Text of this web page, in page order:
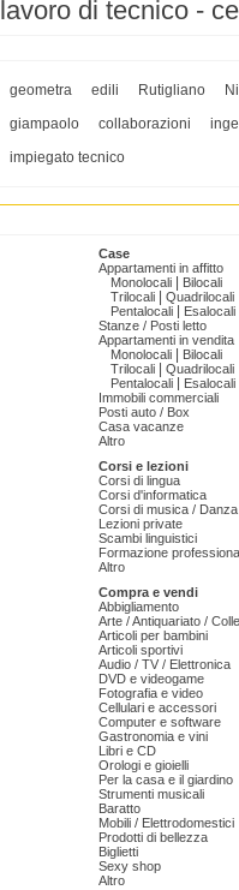
lavoro di tecnico -
geometra edili Rutigliano
giampaolo
collaborazioni
impiegato tecnico
Case
Appartamenti in affitto
Monolocali
Bilocali
Trilocali
Quadrilocali
Pentalocali
Esalocali
Stanze / Posti letto
Appartamenti in vendita
Monolocali
Bilocali
Trilocali
Quadrilocali
Pentalocali
Esalocali
Immobili commerciali
Posti auto / Box
Casa vacanze
Altro
Corsi e lezioni
Corsi di lingua
Corsi d'informatica
Corsi di musica /
Lezioni private
Scambi linguistici
Formazione
Altro
Compra e vendi
Abbigliamento
Arte / Antiquariato /
Articoli per bambini
Articoli sportivi
Audio / TV / Elettronica
DVD e videogame
Fotografia e video
Cellulari e accessori
Computer e software
Gastronomia e vini
Libri e CD
Orologi e gioielli
Per la casa e il giardino
Strumenti musicali
Baratto
Mobili / Elettrodomestici
Prodotti di bellezza
Biglietti
Sexy shop
Altro